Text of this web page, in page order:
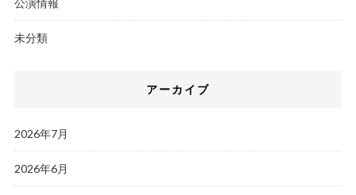
公演情報
未分類
アーカイブ
2026年7月
2026年6月